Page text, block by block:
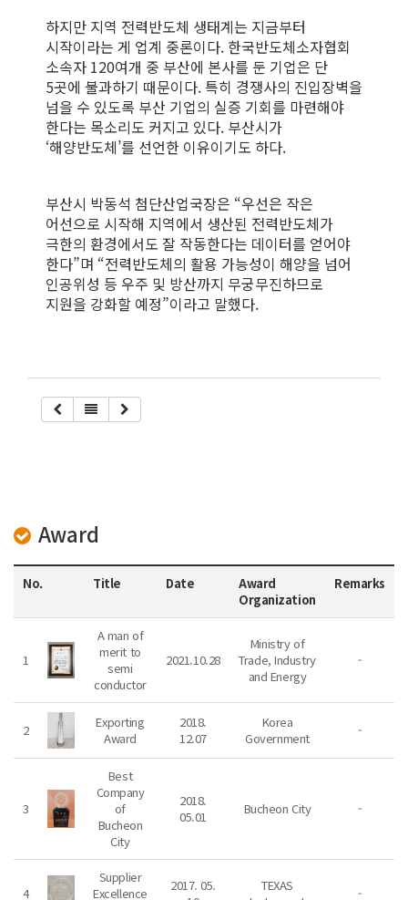
하지만 지역 전력반도체 생태계는 지금부터
시작이라는 게 업계 중론이다. 한국반도체소자협회
소속자 120여개 중 부산에 본사를 둔 기업은 단
5곳에 불과하기 때문이다. 특히 경쟁사의 진입장벽을
넘을 수 있도록 부산 기업의 실증 기회를 마련해야
한다는 목소리도 커지고 있다. 부산시가
‘해양반도체’를 선언한 이유이기도 하다.
부산시 박동석 첨단산업국장은 “우선은 작은
어선으로 시작해 지역에서 생산된 전력반도체가
극한의 환경에서도 잘 작동한다는 데이터를 얻어야
한다”며 “전력반도체의 활용 가능성이 해양을 넘어
인공위성 등 우주 및 방산까지 무궁무진하므로
지원을 강화할 예정”이라고 말했다.
Award
No. Title Date
Award
Organization
Remarks
1
A man of
merit to
semi
conductor
2021.10.28
Ministry of
Trade, Industry
and Energy
-
2
Exporting
Award
2018.
12.07
Korea
Government
-
3
Best
Company
of
Bucheon
City
2018.
05.01
Bucheon City -
4
Supplier
Excellence
2017. 05.
TEXAS
-